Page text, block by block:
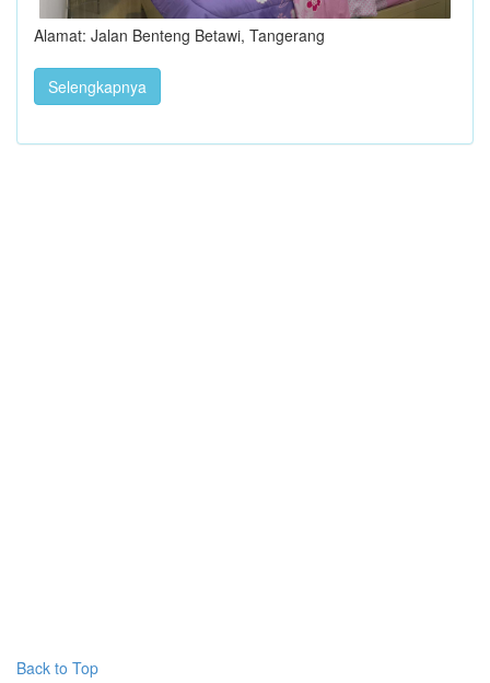
Alamat: Jalan Benteng Betawi, Tangerang
Selengkapnya
Back to Top